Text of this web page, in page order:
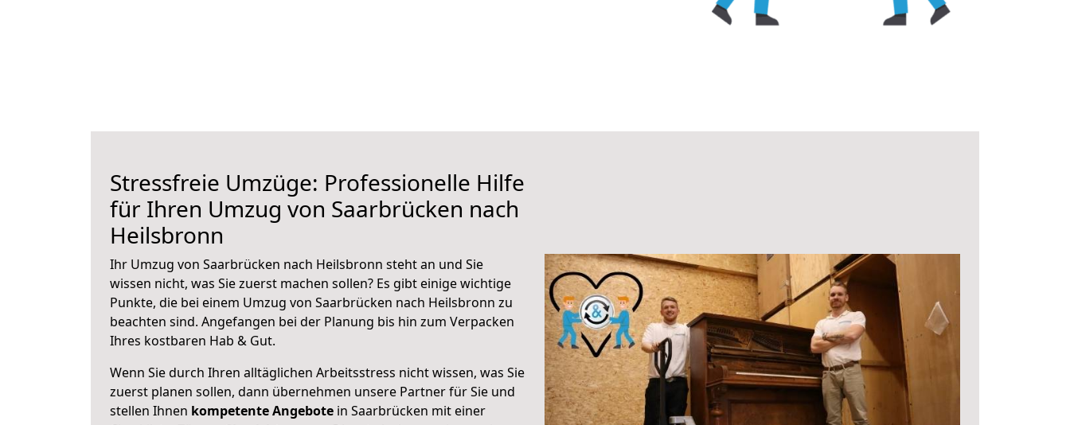
Stressfreie Umzüge: Professionelle Hilfe
für Ihren Umzug von Saarbrücken nach
Heilsbronn
Ihr Umzug von Saarbrücken nach Heilsbronn steht an und Sie
wissen nicht, was Sie zuerst machen sollen? Es gibt einige wichtige
Punkte, die bei einem Umzug von Saarbrücken nach Heilsbronn zu
beachten sind. Angefangen bei der Planung bis hin zum Verpacken
Ihres kostbaren Hab & Gut.
Wenn Sie durch Ihren alltäglichen Arbeitsstress nicht wissen, was Sie
zuerst planen sollen, dann übernehmen unsere Partner für Sie und
stellen Ihnen kompetente Angebote in Saarbrücken mit einer